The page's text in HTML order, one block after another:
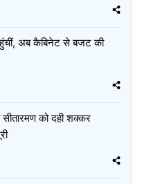
अब कैबिनेट से बजट की
सीतारमण को दही शक्‍कर